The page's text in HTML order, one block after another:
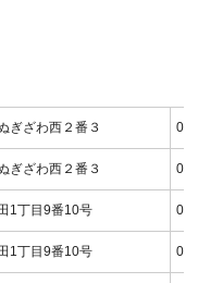
ざわ西２番３
ざわ西２番３
1丁目9番10号
1丁目9番10号